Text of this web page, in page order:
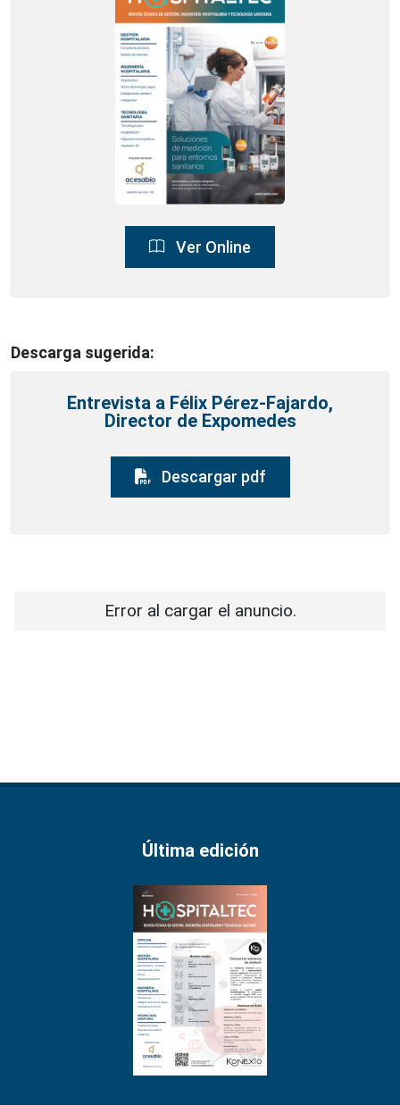
Ver Online
Descarga sugerida:
Entrevista a Félix Pérez-Fajardo,
Director de Expomedes
Descargar pdf
Error al cargar el anuncio.
Última edición